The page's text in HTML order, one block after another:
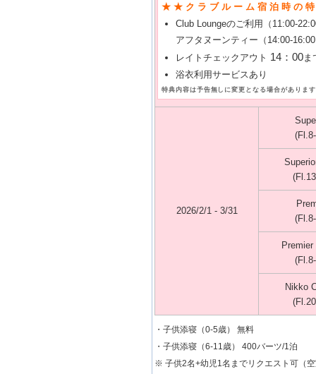
★★クラブルーム宿泊時の
Club Loungeのご利用（11:00-
アフタヌーンティー（14:00-
レイトチェックアウト 14：00
浴衣利用サービスあり
特典内容は予告無しに変更となる場合がありま
2026/2/1 - 3/31
Premier
Nikko
・子供添寝（0-5歳） 無料
・子供添寝（6-11歳） 400バーツ/1泊
※ 子供2名+幼児1名までリクエスト可（